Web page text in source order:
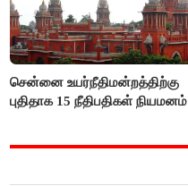
சென்னை உயர்நீதிமன்றத்திற்கு
புதிதாக 15 நீதிபதிகள் நியமனம்